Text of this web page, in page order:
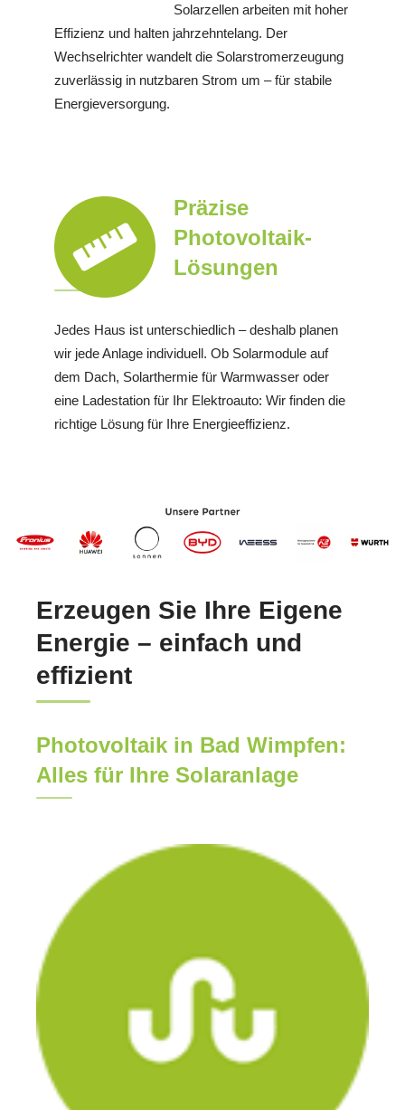
Solarzellen arbeiten mit hoher
Effizienz und halten jahrzehntelang. Der
Wechselrichter wandelt die Solarstromerzeugung
zuverlässig in nutzbaren Strom um – für stabile
Energieversorgung.
Präzise
Photovoltaik-
Lösungen
Jedes Haus ist unterschiedlich – deshalb planen
wir jede Anlage individuell. Ob Solarmodule auf
dem Dach, Solarthermie für Warmwasser oder
eine Ladestation für Ihr Elektroauto: Wir finden die
richtige Lösung für Ihre Energieeffizienz.
Erzeugen Sie Ihre Eigene
Energie – einfach und
effizient
Photovoltaik in Bad Wimpfen:
Alles für Ihre Solaranlage